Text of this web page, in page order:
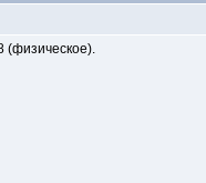
(физическое).